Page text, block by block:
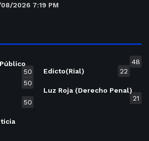
2026 7:19 PM
50
50
50
48
Edicto(Rial)
22
Luz Roja (Derecho Penal)
21